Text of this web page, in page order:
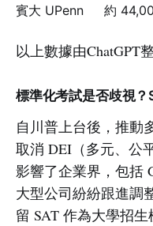
賓大 UPenn
約
以上數據由ChatGPT整
標準化考試是否歧視
自川普上台後，推動
取消 DEI（多元、公
影響了企業界，包括
大型公司紛紛跟進調
留 SAT 作為大學招